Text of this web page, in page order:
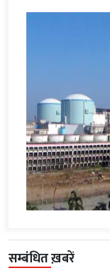
सम्बंधित ख़बरें